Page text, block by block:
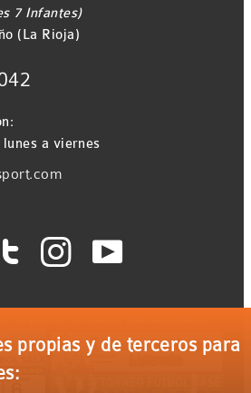
7 Infantes)
(La Rioja)
lunes a viernes
  
propias y de terceros para